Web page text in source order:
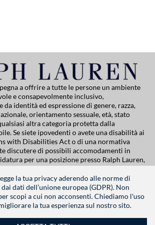
la tua privacy aderendo alle norme di
dati dell’unione europea (GDPR). Non
scopi a cui non acconsenti. Chiediamo l'uso
la tua esperienza sul nostro sito.
a offrire a tutte le persone un ambiente
e consapevolmente inclusivo,
da identità ed espressione di genere, razza,
orientamento sessuale, età, stato
altra categoria protetta dalla
Se siete ipovedenti o avete una disabilità ai
with Disabilities Act o di una normativa
discutere di possibili accomodamenti in
per una posizione presso Ralph Lauren,
Practices all’indirizzo
.
di supporto relative alla candidatura,
sulla privacy | | Termini di utilizzo
|
Manage Cookie Settings